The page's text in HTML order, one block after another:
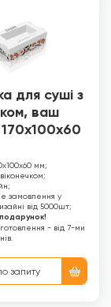
для суші з
ваш
мм;
замовлення у
від 5000шт;
- від 7-ми
запиту